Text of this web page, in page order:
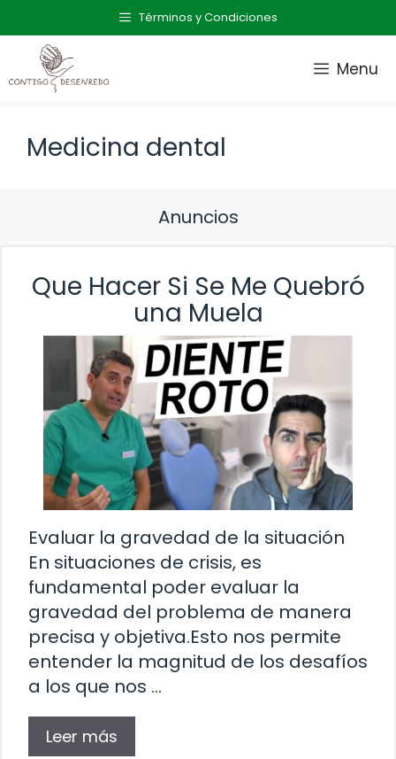
al
contenido
Términos y Condiciones
Menu
Medicina dental
Anuncios
Que Hacer Si Se Me Quebró
una Muela
Evaluar la gravedad de la situación
En situaciones de crisis, es
fundamental poder evaluar la
gravedad del problema de manera
precisa y objetiva.Esto nos permite
entender la magnitud de los desafíos
a los que nos …
Leer más